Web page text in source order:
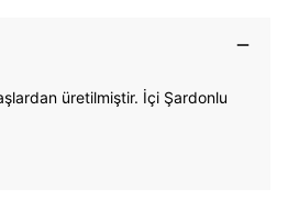
üretilmiştir. İçi Şardonlu